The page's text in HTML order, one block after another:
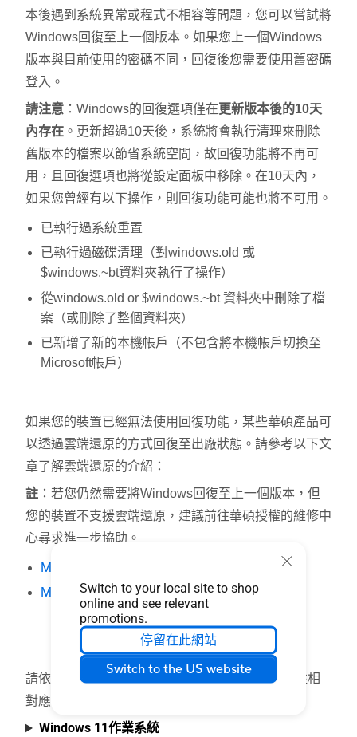
Switch to your local site to shop
online and see relevant
promotions.
停留在此網站
Switch to the US website
本後遇到系統異常或程式不相容等問題，您可以嘗試將
Windows回復至上一個版本。如果您上一個Windows
版本與目前使用的密碼不同，回復後您需要使用舊密碼
登入。
請注意 ：Windows的回復選項僅在更新版本後的10天
內存在 。更新超過10天後，系統將會執行清理來刪除
舊版本的檔案以節省系統空間，故回復功能將不再可
用，且回復選項也將從設定面板中移除。在10天內，
如果您曾經有以下操作，則回復功能可能也將不可用。
已執行過系統重置
已執行過磁碟清理（對windows.old 或
$windows.~bt資料夾執行了操作）
從windows.old or $windows.~bt 資料夾中刪除了檔
案（或刪除了整個資料夾）
已新增了新的本機帳戶（不包含將本機帳戶切換至
Microsoft帳戶）
如果您的裝置已經無法使用回復功能，某些華碩產品可
以透過雲端還原的方式回復至出廠狀態。請參考以下文
章了解雲端還原的介紹：
註 ：若您仍然需要將Windows回復至上一個版本，但
您的裝置不支援雲端還原，建議前往華碩授權的維修中
心尋求進一步協助。
MyASUS in UEFI中的雲端還原
MyASUS in WinRE中的雲端還原
請依照您裝置目前的Windows作業系統版本，前往相
對應的操作說明：
Windows 11作業系統